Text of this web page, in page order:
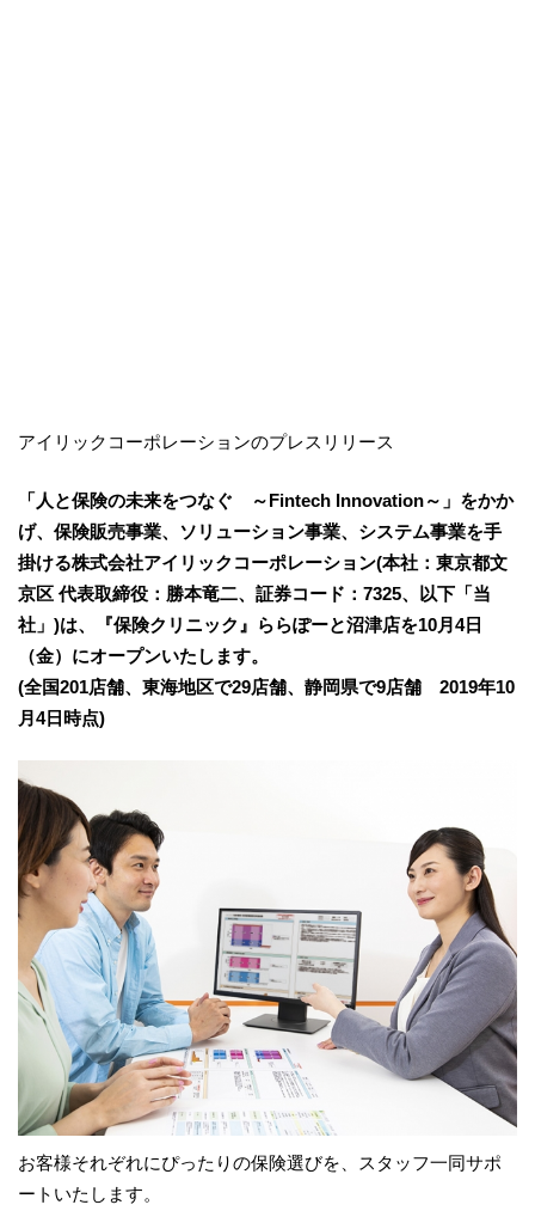
アイリックコーポレーションのプレスリリース
「人と保険の未来をつなぐ ～Fintech Innovation～」をかか
げ、保険販売事業、ソリューション事業、システム事業を手
掛ける株式会社アイリックコーポレーション(本社：東京都文
京区 代表取締役：勝本竜二、証券コード：7325、以下「当
社」)は、『保険クリニック』ららぽーと沼津店を10月4日
（金）にオープンいたします。
(全国201店舗、東海地区で29店舗、静岡県で9店舗 2019年10
月4日時点)
お客様それぞれにぴったりの保険選びを、スタッフ一同サポ
ートいたします。